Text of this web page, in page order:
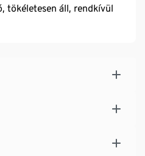
tökéletesen áll, rendkívül